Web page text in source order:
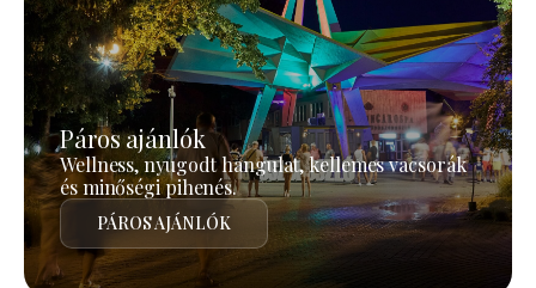
Páros ajánlók
Wellness, nyugodt hangulat, kellemes vacsorák
és minőségi pihenés.
PÁROS AJÁNLÓK